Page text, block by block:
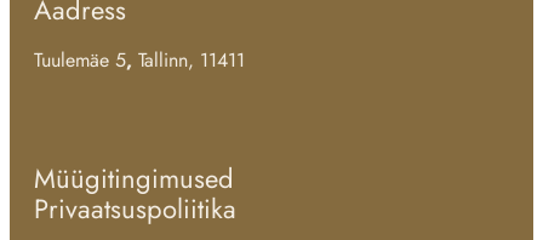
Aadress
Tuulemäe 5, Tallinn, 11411
Müügitingimused
Privaatsuspoliitika